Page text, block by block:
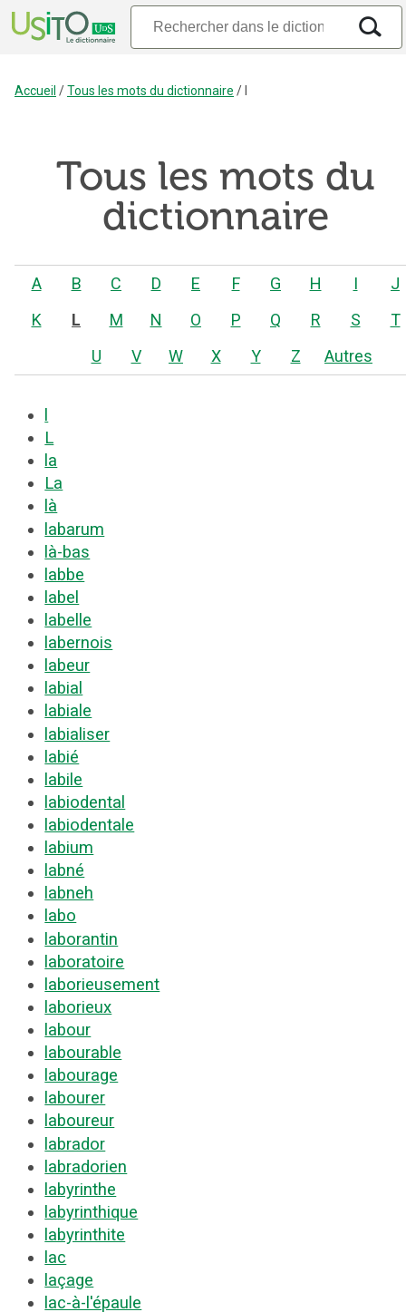
Accueil /Tous les mots du dictionnaire /
Tous les mots du
dictionnaire
A B C D E F G H I
J
K
L M N O P Q R S
T
U
V W X Y Z Autres
L
la
La
là
labarum
là-bas
labbe
label
labelle
labernois
labeur
labial
labiale
labialiser
labié
labile
labiodental
labiodentale
labium
labné
labneh
labo
laborantin
laboratoire
laborieusement
laborieux
labour
labourable
labourage
labourer
laboureur
labrador
labradorien
labyrinthe
labyrinthique
labyrinthite
lac
laçage
lac-à-l'épaule